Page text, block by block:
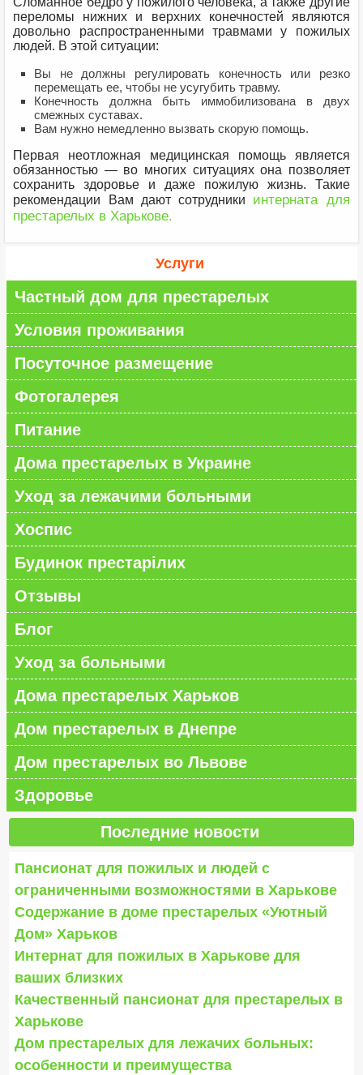
переломы нижних и верхних конечностей являются
довольно распространенными травмами у пожилых
людей. В этой ситуации:
Вы не должны регулировать конечность или резко
перемещать ее, чтобы не усугубить травму.
Конечность должна быть иммобилизована в двух
смежных суставах.
Вам нужно немедленно вызвать скорую помощь.
Первая неотложная медицинская помощь является
обязанностью — во многих ситуациях она позволяет
сохранить здоровье и даже пожилую жизнь. Такие
рекомендации Вам дают сотрудники интерната для
престарелых в Харькове.
Услуги
Частный дом для престарелых
Условия проживания
Посуточное размещение
Фотогалерея
Питание
Дома престарелых в Украине
Уход за лежачими больными
Хоспис
Будинок престарілих
Отзывы
Блог
Уход за больными
Дома престарелых Харьков
Дом престарелых в Днепре
Дом престарелых во Львове
Здоровье
Последние новости
Пансионат для пожилых и людей с
ограниченными возможностями в Харькове
Содержание в доме престарелых «Уютный
Дом» Харьков
Интернат для пожилых в Харькове для
ваших близких
Качественный пансионат для престарелых в
Харькове
Дом престарелых для лежачих больных:
особенности и преимущества